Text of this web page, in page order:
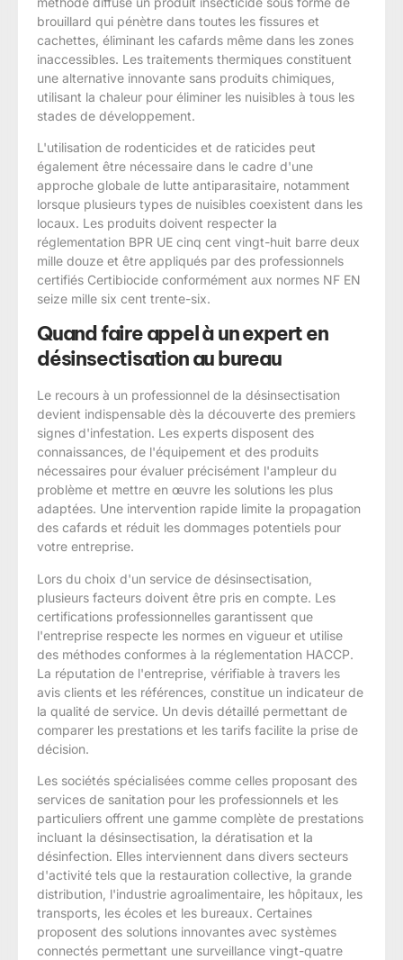
brouillard qui pénètre dans toutes les fissures et
cachettes, éliminant les cafards même dans les zones
inaccessibles. Les traitements thermiques constituent
une alternative innovante sans produits chimiques,
utilisant la chaleur pour éliminer les nuisibles à tous les
stades de développement.
L'utilisation de rodenticides et de raticides peut
également être nécessaire dans le cadre d'une
approche globale de lutte antiparasitaire, notamment
lorsque plusieurs types de nuisibles coexistent dans les
locaux. Les produits doivent respecter la
réglementation BPR UE cinq cent vingt-huit barre deux
mille douze et être appliqués par des professionnels
certifiés Certibiocide conformément aux normes NF EN
seize mille six cent trente-six.
Quand faire appel à un expert en
désinsectisation au bureau
Le recours à un professionnel de la désinsectisation
devient indispensable dès la découverte des premiers
signes d'infestation. Les experts disposent des
connaissances, de l'équipement et des produits
nécessaires pour évaluer précisément l'ampleur du
problème et mettre en œuvre les solutions les plus
adaptées. Une intervention rapide limite la propagation
des cafards et réduit les dommages potentiels pour
votre entreprise.
Lors du choix d'un service de désinsectisation,
plusieurs facteurs doivent être pris en compte. Les
certifications professionnelles garantissent que
l'entreprise respecte les normes en vigueur et utilise
des méthodes conformes à la réglementation HACCP.
La réputation de l'entreprise, vérifiable à travers les
avis clients et les références, constitue un indicateur de
la qualité de service. Un devis détaillé permettant de
comparer les prestations et les tarifs facilite la prise de
décision.
Les sociétés spécialisées comme celles proposant des
services de sanitation pour les professionnels et les
particuliers offrent une gamme complète de prestations
incluant la désinsectisation, la dératisation et la
désinfection. Elles interviennent dans divers secteurs
d'activité tels que la restauration collective, la grande
distribution, l'industrie agroalimentaire, les hôpitaux, les
transports, les écoles et les bureaux. Certaines
proposent des solutions innovantes avec systèmes
connectés permettant une surveillance vingt-quatre